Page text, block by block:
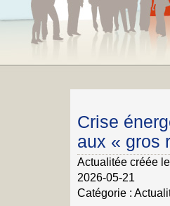
Crise
aux « gros
Actualitée créée
2026-05-21
Catégorie :